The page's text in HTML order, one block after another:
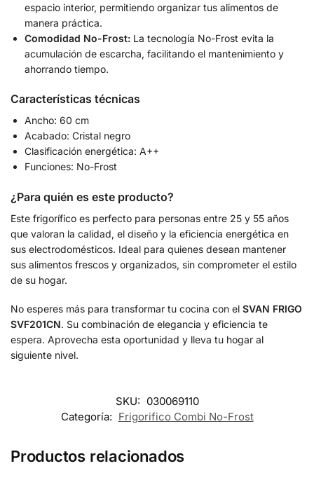
espacio interior, permitiendo organizar tus alimentos de
manera práctica.
Comodidad No-Frost: La tecnología No-Frost evita la
acumulación de escarcha, facilitando el mantenimiento y
ahorrando tiempo.
Características técnicas
Ancho: 60 cm
Acabado: Cristal negro
Clasificación energética: A++
Funciones: No-Frost
¿Para quién es este producto?
Este frigorífico es perfecto para personas entre 25 y 55 años
que valoran la calidad, el diseño y la eficiencia energética en
sus electrodomésticos. Ideal para quienes desean mantener
sus alimentos frescos y organizados, sin comprometer el estilo
de su hogar.
No esperes más para transformar tu cocina con el SVAN FRIGO
SVF201CN. Su combinación de elegancia y eficiencia te
espera. Aprovecha esta oportunidad y lleva tu hogar al
siguiente nivel.
SKU: 030069110
Categoría: Frigorifico Combi No-Frost
Productos relacionados